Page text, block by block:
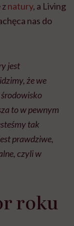
natury, a Living
nas do
jest
że we
środowisko
to w pewnym
tak
prawdziwe,
czyli w
roku